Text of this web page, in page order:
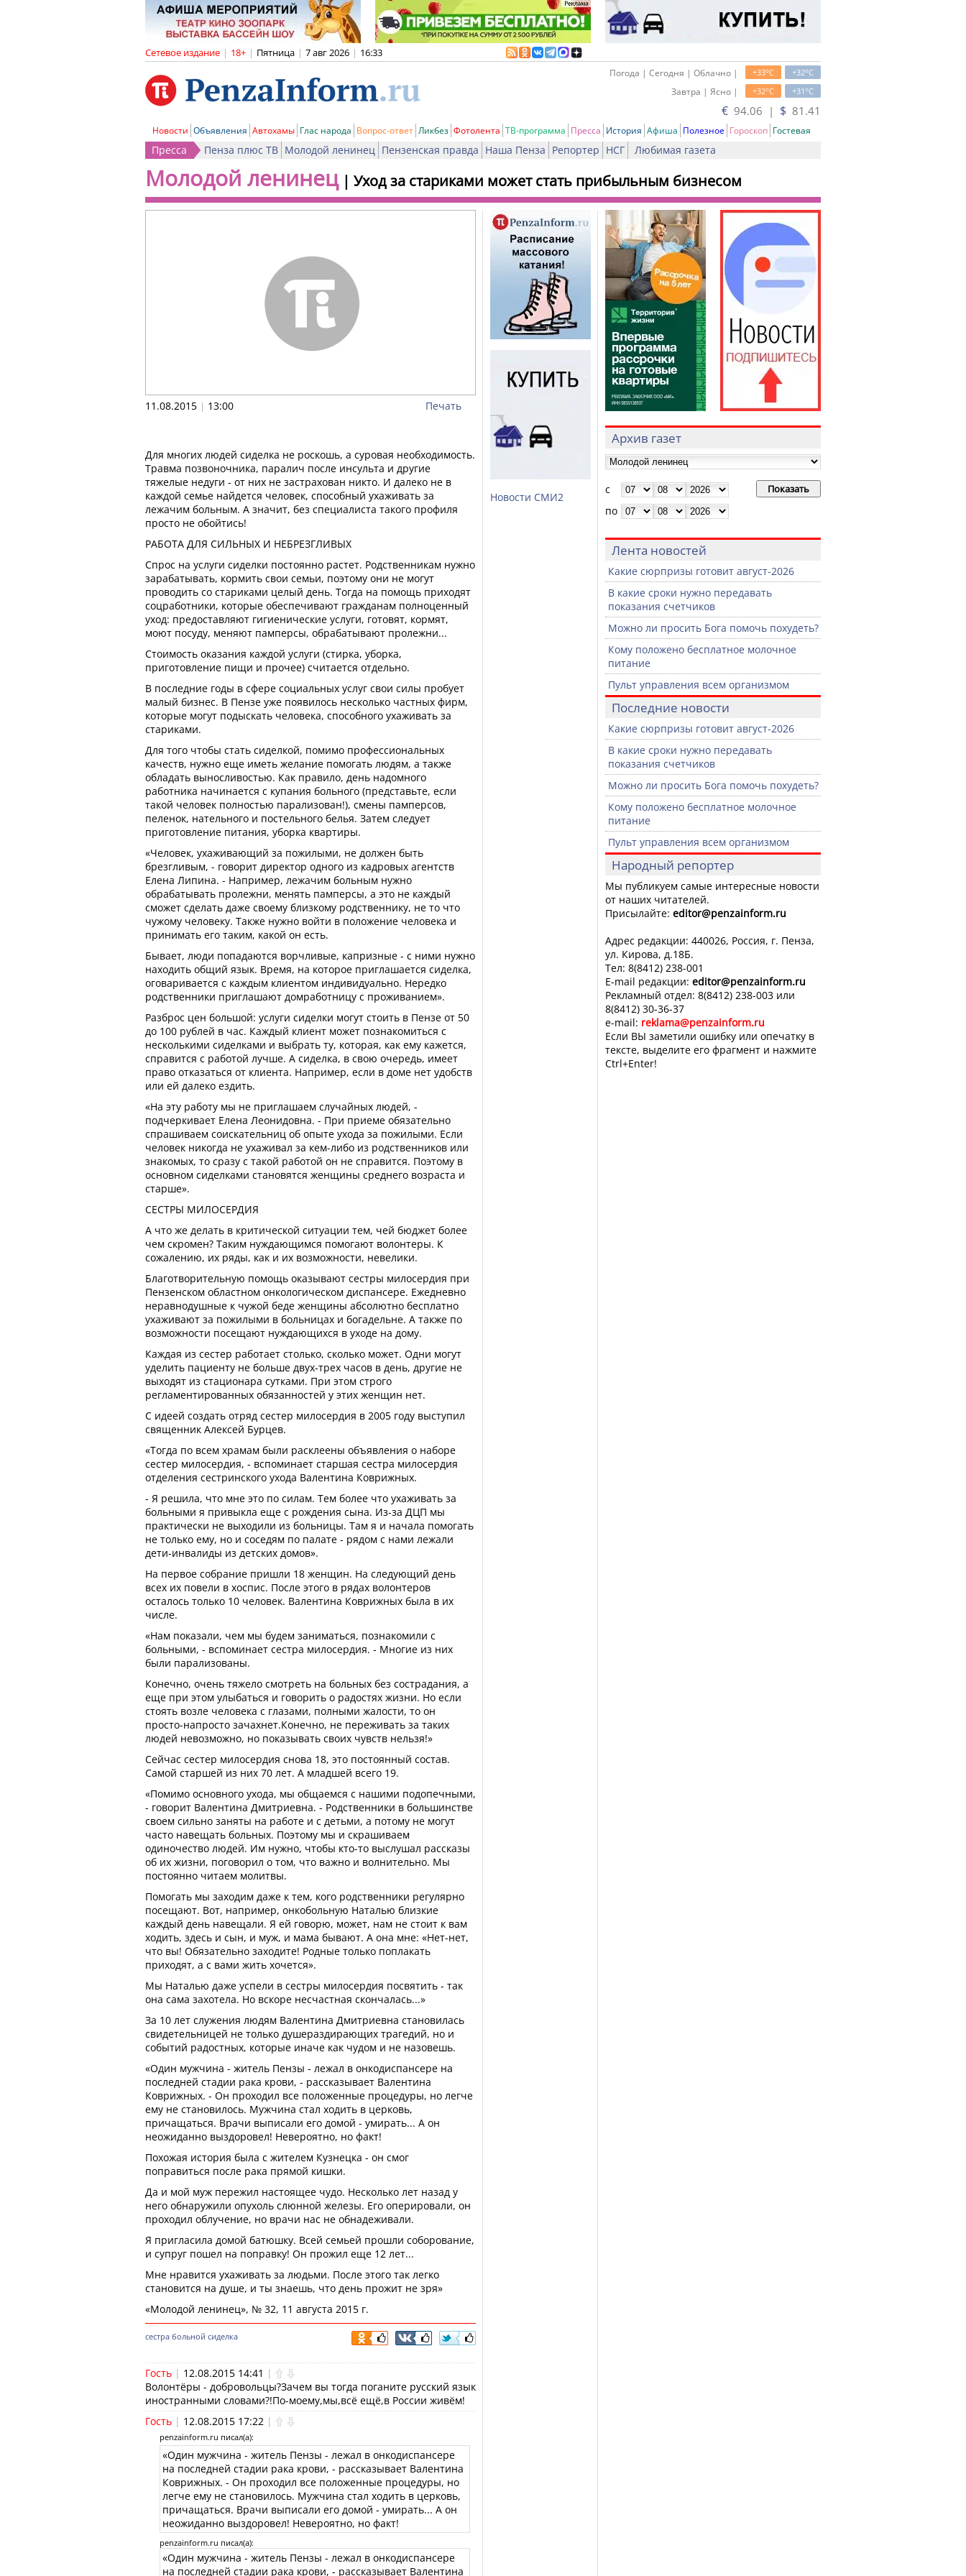
Сетевое издание | 18+ | Пятница | 7 авг 2026 | 16:33
+32oC
+33oC
Погода | Сегодня | Облачно |
+31oC
+32oC
Завтра | Ясно |
€ 94.06 | $ 81.41
Новости Объявления Автохамы Глас народа Вопрос-ответ Ликбез Фотолента ТВ-программа Пресса История Афиша Полезное Гороскоп Гостевая
Пресса Пенза плюс ТВ Молодой ленинец Пензенская правда Наша Пенза Репортер НСГ Любимая газета
Молодой ленинец| Уход за стариками может стать прибыльным бизнесом
11.08.2015 | 13:00 Печать
Для многих людей сиделка не роскошь, а суровая необходимость.
Травма позвоночника, паралич после инсульта и другие
тяжелые недуги - от них не застрахован никто. И далеко не в
каждой семье найдется человек, способный ухаживать за
лежачим больным. А значит, без специалиста такого профиля
просто не обойтись!
РАБОТА ДЛЯ СИЛЬНЫХ И НЕБРЕЗГЛИВЫХ
Спрос на услуги сиделки постоянно растет. Родственникам нужно
зарабатывать, кормить свои семьи, поэтому они не могут
проводить со стариками целый день. Тогда на помощь приходят
соцработники, которые обеспечивают гражданам полноценный
уход: предоставляют гигиенические услуги, готовят, кормят,
моют посуду, меняют памперсы, обрабатывают пролежни...
Стоимость оказания каждой услуги (стирка, уборка,
приготовление пищи и прочее) считается отдельно.
В последние годы в сфере социальных услуг свои силы пробует
малый бизнес. В Пензе уже появилось несколько частных фирм,
которые могут подыскать человека, способного ухаживать за
стариками.
Для того чтобы стать сиделкой, помимо профессиональных
качеств, нужно еще иметь желание помогать людям, а также
обладать выносливостью. Как правило, день надомного
работника начинается с купания больного (представьте, если
такой человек полностью парализован!), смены памперсов,
пеленок, нательного и постельного белья. Затем следует
приготовление питания, уборка квартиры.
«Человек, ухаживающий за пожилыми, не должен быть
брезгливым, - говорит директор одного из кадровых агентств
Елена Липина. - Например, лежачим больным нужно
обрабатывать пролежни, менять памперсы, а это не каждый
сможет сделать даже своему близкому родственнику, не то что
чужому человеку. Также нужно войти в положение человека и
принимать его таким, какой он есть.
Бывает, люди попадаются ворчливые, капризные - с ними нужно
находить общий язык. Время, на которое приглашается сиделка,
оговаривается с каждым клиентом индивидуально. Нередко
родственники приглашают домработницу с проживанием».
Разброс цен большой: услуги сиделки могут стоить в Пензе от 50
до 100 рублей в час. Каждый клиент может познакомиться с
несколькими сиделками и выбрать ту, которая, как ему кажется,
справится с работой лучше. А сиделка, в свою очередь, имеет
право отказаться от клиента. Например, если в доме нет удобств
или ей далеко ездить.
«На эту работу мы не приглашаем случайных людей, -
подчеркивает Елена Леонидовна. - При приеме обязательно
спрашиваем соискательниц об опыте ухода за пожилыми. Если
человек никогда не ухаживал за кем-либо из родственников или
знакомых, то сразу с такой работой он не справится. Поэтому в
основном сиделками становятся женщины среднего возраста и
старше».
СЕСТРЫ МИЛОСЕРДИЯ
А что же делать в критической ситуации тем, чей бюджет более
чем скромен? Таким нуждающимся помогают волонтеры. К
сожалению, их ряды, как и их возможности, невелики.
Благотворительную помощь оказывают сестры милосердия при
Пензенском областном онкологическом диспансере. Ежедневно
неравнодушные к чужой беде женщины абсолютно бесплатно
ухаживают за пожилыми в больницах и богадельне. А также по
возможности посещают нуждающихся в уходе на дому.
Каждая из сестер работает столько, сколько может. Одни могут
уделить пациенту не больше двух-трех часов в день, другие не
выходят из стационара сутками. При этом строго
регламентированных обязанностей у этих женщин нет.
С идеей создать отряд сестер милосердия в 2005 году выступил
священник Алексей Бурцев.
«Тогда по всем храмам были расклеены объявления о наборе
сестер милосердия, - вспоминает старшая сестра милосердия
отделения сестринского ухода Валентина Коврижных.
- Я решила, что мне это по силам. Тем более что ухаживать за
больными я привыкла еще с рождения сына. Из-за ДЦП мы
практически не выходили из больницы. Там я и начала помогать
не только ему, но и соседям по палате - рядом с нами лежали
дети-инвалиды из детских домов».
На первое собрание пришли 18 женщин. На следующий день
всех их повели в хоспис. После этого в рядах волонтеров
осталось только 10 человек. Валентина Коврижных была в их
числе.
«Нам показали, чем мы будем заниматься, познакомили с
больными, - вспоминает сестра милосердия. - Многие из них
были парализованы.
Конечно, очень тяжело смотреть на больных без сострадания, а
еще при этом улыбаться и говорить о радостях жизни. Но если
стоять возле человека с глазами, полными жалости, то он
просто-напросто зачахнет.Конечно, не переживать за таких
людей невозможно, но показывать своих чувств нельзя!»
Сейчас сестер милосердия снова 18, это постоянный состав.
Самой старшей из них 70 лет. А младшей всего 19.
«Помимо основного ухода, мы общаемся с нашими подопечными,
- говорит Валентина Дмитриевна. - Родственники в большинстве
своем сильно заняты на работе и с детьми, а потому не могут
часто навещать больных. Поэтому мы и скрашиваем
одиночество людей. Им нужно, чтобы кто-то выслушал рассказы
об их жизни, поговорил о том, что важно и волнительно. Мы
постоянно читаем молитвы.
Помогать мы заходим даже к тем, кого родственники регулярно
посещают. Вот, например, онкобольную Наталью близкие
каждый день навещали. Я ей говорю, может, нам не стоит к вам
ходить, здесь и сын, и муж, и мама бывают. А она мне: «Нет-нет,
что вы! Обязательно заходите! Родные только поплакать
приходят, а с вами жить хочется».
Мы Наталью даже успели в сестры милосердия посвятить - так
она сама захотела. Но вскоре несчастная скончалась...»
За 10 лет служения людям Валентина Дмитриевна становилась
свидетельницей не только душераздирающих трагедий, но и
событий радостных, которые иначе как чудом и не назовешь.
«Один мужчина - житель Пензы - лежал в онкодиспансере на
последней стадии рака крови, - рассказывает Валентина
Коврижных. - Он проходил все положенные процедуры, но легче
ему не становилось. Мужчина стал ходить в церковь,
причащаться. Врачи выписали его домой - умирать... А он
неожиданно выздоровел! Невероятно, но факт!
Похожая история была с жителем Кузнецка - он смог
поправиться после рака прямой кишки.
Да и мой муж пережил настоящее чудо. Несколько лет назад у
него обнаружили опухоль слюнной железы. Его оперировали, он
проходил облучение, но врачи нас не обнадеживали.
Я пригласила домой батюшку. Всей семьей прошли соборование,
и супруг пошел на поправку! Он прожил еще 12 лет...
Мне нравится ухаживать за людьми. После этого так легко
становится на душе, и ты знаешь, что день прожит не зря»
«Молодой ленинец», № 32, 11 августа 2015 г.
сестра больной сиделка
Гость | 12.08.2015 14:41 |
Волонтёры - добровольцы?Зачем вы тогда поганите русский язык
иностранными словами?!По-моему,мы,всё ещё,в России живём!
Гость | 12.08.2015 17:22 |
penzainform.ru писал(a):
«Один мужчина - житель Пензы - лежал в онкодиспансере
на последней стадии рака крови, - рассказывает Валентина
Коврижных. - Он проходил все положенные процедуры, но
легче ему не становилось. Мужчина стал ходить в церковь,
причащаться. Врачи выписали его домой - умирать... А он
неожиданно выздоровел! Невероятно, но факт!
penzainform.ru писал(a):
«Один мужчина - житель Пензы - лежал в онкодиспансере
на последней стадии рака крови, - рассказывает Валентина
Новости СМИ2
Архив газет
с
по
Лента новостей
Какие сюрпризы готовит август-2026
В какие сроки нужно передавать
показания счетчиков
Можно ли просить Бога помочь похудеть?
Кому положено бесплатное молочное
питание
Пульт управления всем организмом
Последние новости
Какие сюрпризы готовит август-2026
В какие сроки нужно передавать
показания счетчиков
Можно ли просить Бога помочь похудеть?
Кому положено бесплатное молочное
питание
Пульт управления всем организмом
Народный репортер
Мы публикуем самые интересные новости
от наших читателей.
Присылайте: editor@penzainform.ru
Адрес редакции: 440026, Россия, г. Пенза,
ул. Кирова, д.18Б.
Тел: 8(8412) 238-001
E-mail редакции: editor@penzainform.ru
Рекламный отдел: 8(8412) 238-003 или
8(8412) 30-36-37
e-mail: reklama@penzainform.ru
Если ВЫ заметили ошибку или опечатку в
тексте, выделите его фрагмент и нажмите
Ctrl+Enter!